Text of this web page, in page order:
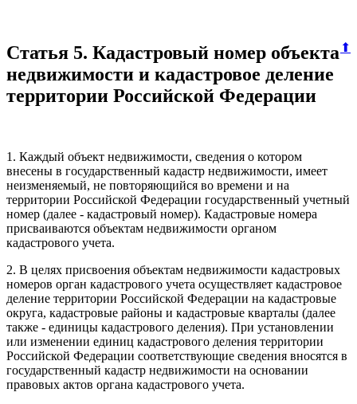
⬆
Статья 5. Кадастровый номер объекта
недвижимости и кадастровое деление
территории Российской Федерации
1. Каждый объект недвижимости, сведения о котором
внесены в государственный кадастр недвижимости, имеет
неизменяемый, не повторяющийся во времени и на
территории Российской Федерации государственный учетный
номер (далее - кадастровый номер). Кадастровые номера
присваиваются объектам недвижимости органом
кадастрового учета.
2. В целях присвоения объектам недвижимости кадастровых
номеров орган кадастрового учета осуществляет кадастровое
деление территории Российской Федерации на кадастровые
округа, кадастровые районы и кадастровые кварталы (далее
также - единицы кадастрового деления). При установлении
или изменении единиц кадастрового деления территории
Российской Федерации соответствующие сведения вносятся в
государственный кадастр недвижимости на основании
правовых актов органа кадастрового учета.